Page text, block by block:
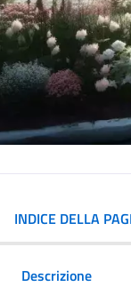
INDICE DELLA
Descrizione